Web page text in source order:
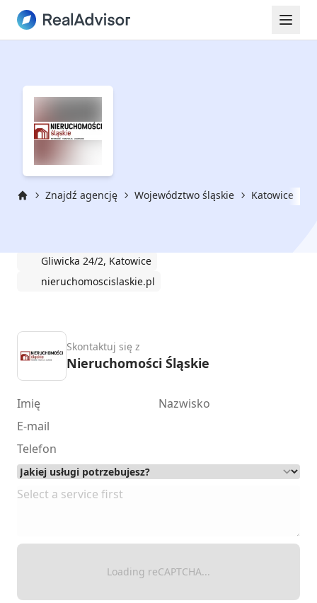
Znajdź agencję Województwo śląskie Katowice
Gliwicka 24/2, Katowice
nieruchomoscislaskie.pl
Skontaktuj się z
Nieruchomości Śląskie
Loading reCAPTCHA...